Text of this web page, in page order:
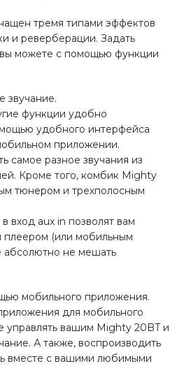
тремя типами эффектов
и реверберации. Задать
можете с помощью функции
звучание.
функции удобно
удобного интерфейса
приложении.
самое разное звучания из
Кроме того, комбик Mighty
тюнером и трехполосным
вход aux in позволят вам
плеером (или мобильным
абсолютно не мешать
мобильного приложения.
для мобильного
управлять вашим Mighty 20BT и
А также, воспроизводить
вместе с вашими любимыми